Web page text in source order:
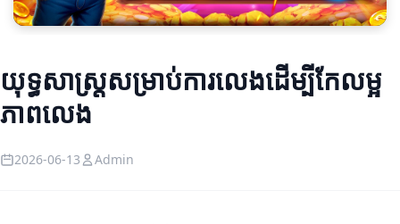
យុទ្ធសាស្ត្រសម្រាប់ការលេងដើម្បីកែលម្អ
ភាពលេង
2026-06-13 Admin